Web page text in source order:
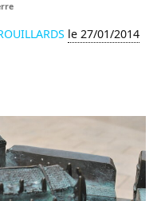
le 27/01/2014